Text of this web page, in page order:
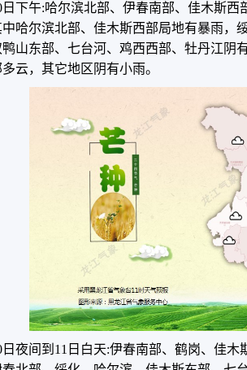
日下午:哈尔滨北部、伊春南部、佳木斯
中哈尔滨北部、佳木斯西部局地有暴雨，
山东部、七台河、鸡西西部、牡丹江阴
云，其它地区阴有小雨。
日夜间到11日白天:伊春南部、鹤岗、佳